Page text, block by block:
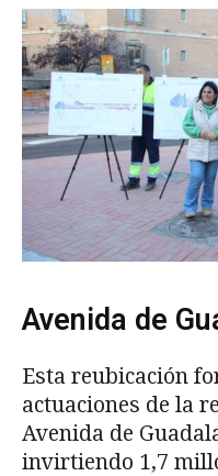
Avenida de
Esta reubicación
actuaciones de la
Avenida de
invirtiendo 1,7